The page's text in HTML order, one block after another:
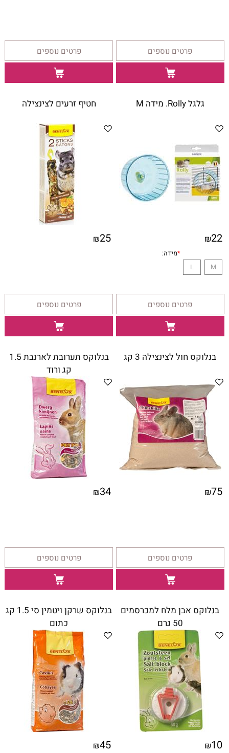
פרטים נוספים פרטים נוספים
גלגל Rolly. מידה M
₪22
מידה:
פרטים נוספים
חטיף זרעים לצינצילה
₪25
פרטים נוספים
בנלוקס חול לצינצילה 3 קג
₪75
פרטים נוספים
בנלוקס תערובת לארנבת 1.5
קג ורוד
₪34
פרטים נוספים
בנלוקס אבן מלח למכרסמים
50 גרם
₪10
בנלוקס שרקן ויטמין סי 1.5 קג
כתום
₪45